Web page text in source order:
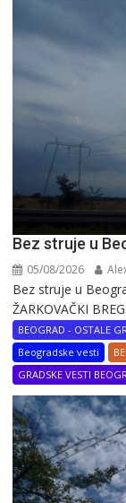
Bez struje u
05/08/2026
Bez struje u
ŽARKOVAČKI
BEOGRAD - OSTALE
Beogradske vesti
GRADSKE VESTI